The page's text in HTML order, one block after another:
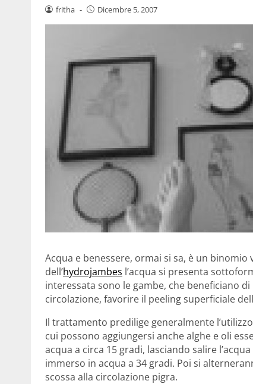
fritha - Dicembre 5, 2007
Acqua e benessere, ormai si sa, è un
dell’hydrojambes l’acqua si presenta
interessata sono le gambe, che beneficiano
circolazione, favorire il peeling superficiale
Il trattamento predilige generalmente
cui possono aggiungersi anche alghe e oli
acqua a circa 15 gradi, lasciando salire
immerso in acqua a 34 gradi. Poi si
scossa alla circolazione pigra.